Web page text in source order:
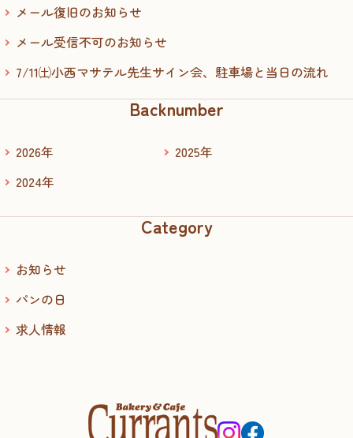
メール復旧のお知らせ
メール受信不可のお知らせ
7/11㈯小西マサテル先生サイン会、駐車場と当日の流れ
Backnumber
2026年
2025年
2024年
Category
お知らせ
パンの日
求人情報